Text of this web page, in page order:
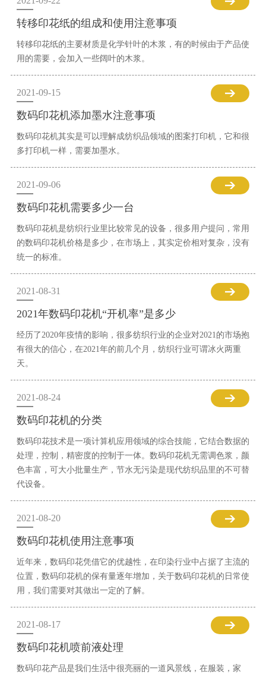
转移印花纸的组成和使用注意事项
转移印花纸的主要材质是化学针叶的木浆，有的时候由于产品使
用的需要，会加入一些阔叶的木浆。
2021-09-15
数码印花机添加墨水注意事项
数码印花机其实是可以理解成纺织品领域的图案打印机，它和很
多打印机一样，需要加墨水。
2021-09-06
数码印花机需要多少一台
数码印花机是纺织行业里比较常见的设备，很多用户提问，常用
的数码印花机价格是多少，在市场上，其实定价相对复杂，没有
统一的标准。
2021-08-31
2021年数码印花机“开机率”是多少
经历了2020年疫情的影响，很多纺织行业的企业对2021的市场抱
有很大的信心，在2021年的前几个月，纺织行业可谓冰火两重
天。
2021-08-24
数码印花机的分类
数码印花技术是一项计算机应用领域的综合技能，它结合数据的
处理，控制，精密度的控制于一体。数码印花机无需调色浆，颜
色丰富，可大小批量生产，节水无污染是现代纺织品里的不可替
代设备。
2021-08-20
数码印花机使用注意事项
近年来，数码印花凭借它的优越性，在印染行业中占据了主流的
位置，数码印花机的保有量逐年增加，关于数码印花机的日常使
用，我们需要对其做出一定的了解。
2021-08-17
数码印花机喷前液处理
数码印花产品是我们生活中很亮丽的一道风景线，在服装，家